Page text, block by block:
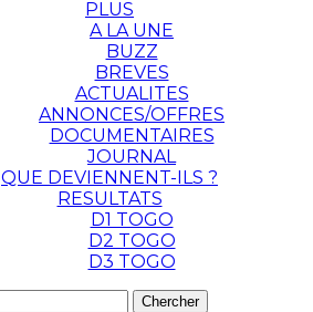
PLUS
A LA UNE
BUZZ
BREVES
ACTUALITES
ANNONCES/OFFRES
DOCUMENTAIRES
JOURNAL
QUE DEVIENNENT-ILS ?
RESULTATS
D1 TOGO
D2 TOGO
D3 TOGO